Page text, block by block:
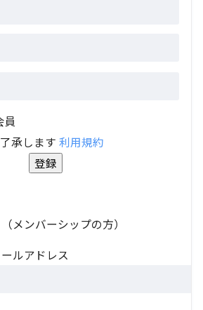
員
承します 利用規約
メンバーシップの方）
ルアドレス